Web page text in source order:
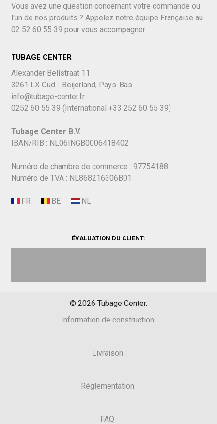
Vous avez une question concernant votre commande ou
l'un de nos produits ? Appelez notre équipe Française au
02 52 60 55 39 pour vous accompagner
TUBAGE CENTER
Alexander Bellstraat 11
3261 LX Oud - Beijerland, Pays-Bas
info@tubage-center.fr
0252 60 55 39 (International +33 252 60 55 39)
Tubage Center B.V.
IBAN/RIB : NL06INGB0006418402
Numéro de chambre de commerce : 97754188
Numéro de TVA : NL868216306B01
ÉVALUATION DU CLIENT:
© 2026 Tubage Center.
Information de construction
Livraison
Réglementation
FAQ